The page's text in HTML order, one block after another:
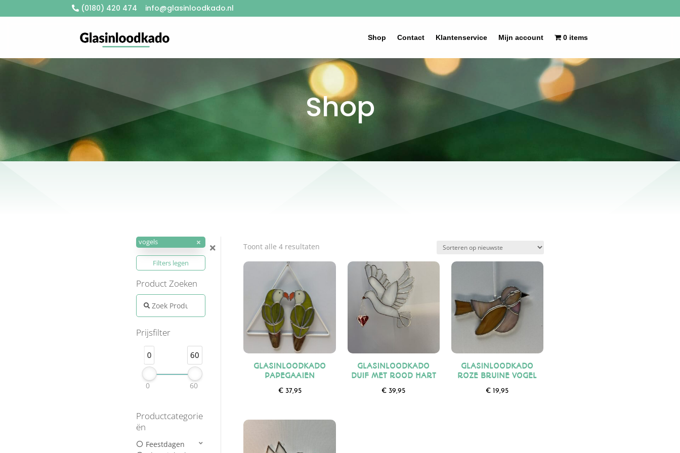
(0180) 420 474 info@glasinloodkado.nl
Shop Contact Klantenservice Mijn account 0 items
Shop
vogels
Filters legen
Product Zoeken
Search products:
Prijsfilter
0 60
0 60
Productcategorie
ën
Feestdagen
Toont alle 4 resultaten
nieuwste
GLASINLOODKADO
PAPEGAAIEN
€37,95
GLASINLOODKADO
DUIF MET ROOD HART
€ 39,95
GLASINLOODKADO
ROZE BRUINE VOGEL
€ 19,95